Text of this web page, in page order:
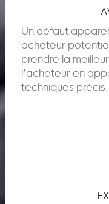
Un défaut
acheteur
prendre la
l’acheteur en
techniques précis.